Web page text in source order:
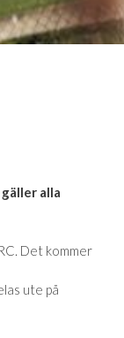
alla
Det kommer
ute på